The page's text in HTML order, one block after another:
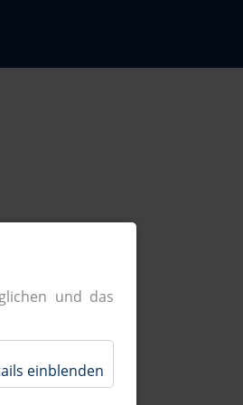
und das
einblenden